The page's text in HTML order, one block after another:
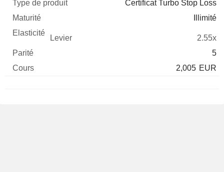
Certificat Turbo Stop Loss
Illimité
2.55x
5
2,005 EUR